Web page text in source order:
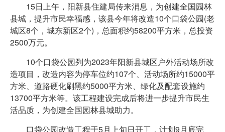
15日上午，阳新县住建局传来消息，为创建全国园林
县城，提升市民幸福感，该县今年将改造10个口袋公园(老
城区8个，城东新区2个)，总面积约58200平方米，总投资
2500万元。
10个口袋公园列为2023年阳新县城区户外活动场所改
造项目，改造内容为停车位约107个、活动场所约15000平
方米、道路硬化刷黑约5000平方米、绿化及配套设施约
13700平方米等。该工程建设完成后将进一步提升市民生
活品质，为创建全国园林县城助力。
口袋公园改造工程于5月上旬日开工，计划9月底完